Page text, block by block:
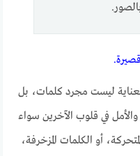
بعناية ليست مجرد كلمات، بل
في قلوب الآخرين سواء
أو الكلمات المزخرفة،